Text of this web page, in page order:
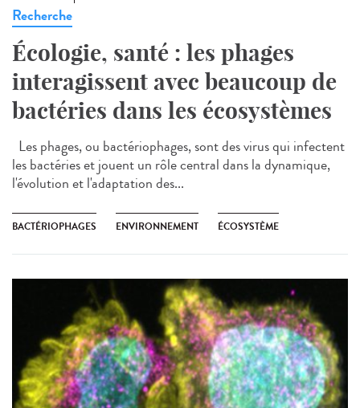
Recherche
Écologie, santé : les phages
interagissent avec beaucoup de
bactéries dans les écosystèmes
Les phages, ou bactériophages, sont des virus qui infectent
les bactéries et jouent un rôle central dans la dynamique,
l'évolution et l'adaptation des...
BACTÉRIOPHAGES ENVIRONNEMENT ÉCOSYSTÈME